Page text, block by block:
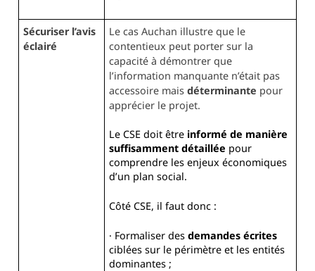
Sécuriser l’avis
éclairé
Le cas Auchan illustre que le
contentieux peut porter sur la
capacité à démontrer que
l’information manquante n’était pas
accessoire mais déterminante pour
apprécier le projet.
Le CSE doit être informé de manière
suffisamment détaillée pour
comprendre les enjeux économiques
d’un plan social.
Côté CSE, il faut donc :
· Formaliser des demandes écrites
ciblées sur le périmètre et les entités
dominantes ;